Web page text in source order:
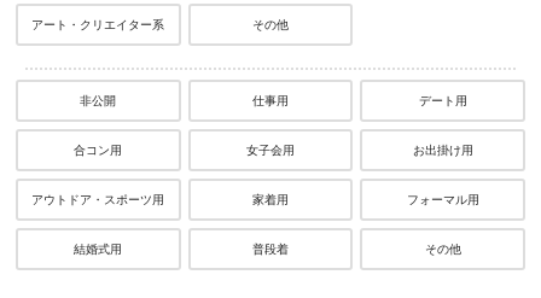
アート・クリエイター系 その他
非公開 仕事用 デート用
合コン用 女子会用 お出掛け用
アウトドア・スポーツ用 家着用 フォーマル用
結婚式用 普段着 その他